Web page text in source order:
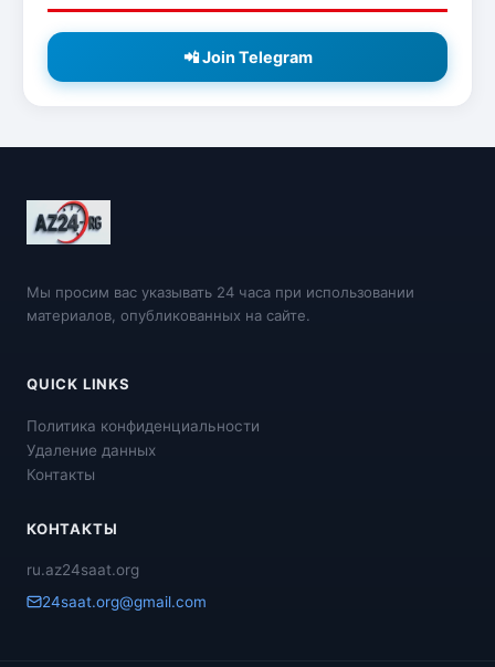
📲 Join Telegram
Мы просим вас указывать 24 часа при использовании
материалов, опубликованных на сайте.
QUICK LINKS
Политика конфиденциальности
Удаление данных
Контакты
КОНТАКТЫ
ru.az24saat.org
24saat.org@gmail.com